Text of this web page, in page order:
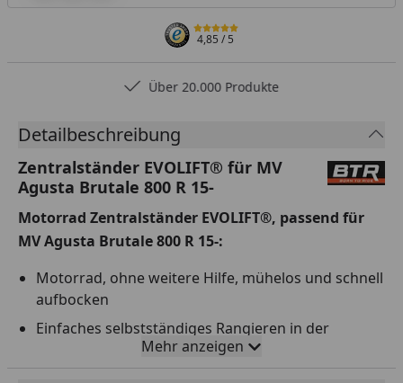
4,85/ 5
Über 20.000 Produkte
Detailbeschreibung
Zentralständer EVOLIFT® für MV
Agusta Brutale 800 R 15-
Motorrad Zentralständer EVOLIFT®, passend für
MV Agusta Brutale 800 R 15-:
Motorrad, ohne weitere Hilfe, mühelos und schnell
aufbocken
Einfaches selbstständiges Rangieren in der
Boxengasse, Garage oder Werkstatt
Mehr anzeigen